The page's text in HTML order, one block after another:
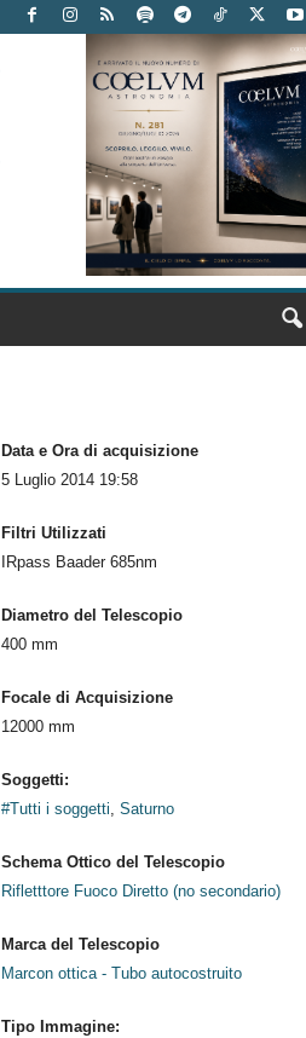
Data e Ora di acquisizione
5 Luglio 2014 19:58
Filtri Utilizzati
IRpass Baader 685nm
Diametro del Telescopio
400 mm
Focale di Acquisizione
12000 mm
Soggetti:
#Tutti i soggetti, Saturno
Schema Ottico del Telescopio
Rifletttore Fuoco Diretto (no secondario)
Marca del Telescopio
Marcon ottica - Tubo autocostruito
Tipo Immagine: